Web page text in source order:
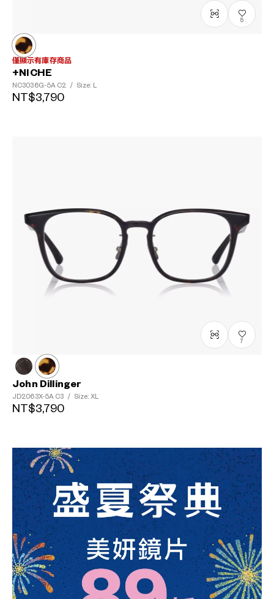
5
僅顯示有庫存商品
+NICHE
NC3036G-5A C2 / Size: L
NT$3,790
7
John Dillinger
JD2063X-5A C3 / Size: XL
NT$3,790